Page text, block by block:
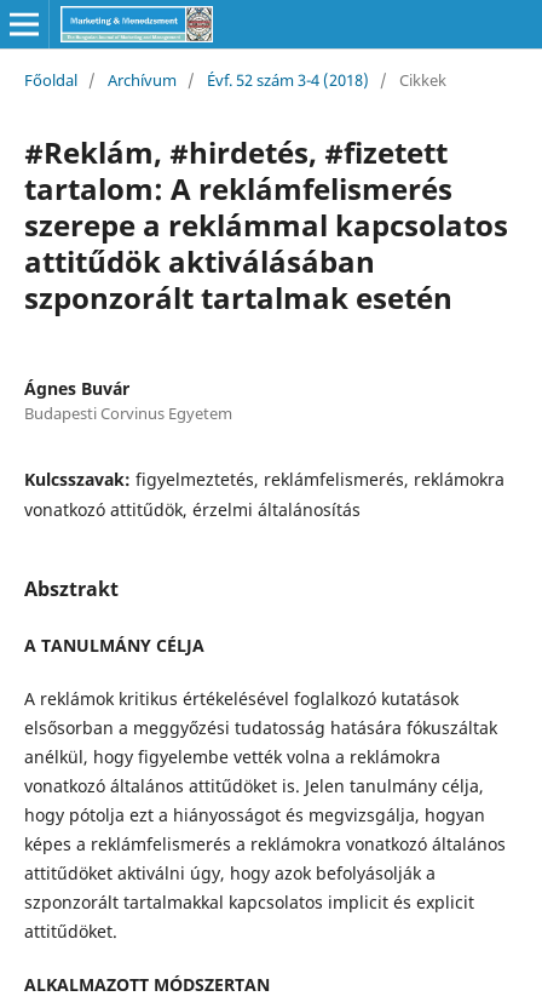
Főoldal / Archívum / Évf. 52 szám 3-4 (2018) / Cikkek
#Reklám, #hirdetés, #fizetett
tartalom: A reklámfelismerés
szerepe a reklámmal kapcsolatos
attitűdök aktiválásában
szponzorált tartalmak esetén
Ágnes Buvár
Budapesti Corvinus Egyetem
Kulcsszavak: figyelmeztetés, reklámfelismerés, reklámokra
vonatkozó attitűdök, érzelmi általánosítás
Absztrakt
A TANULMÁNY CÉLJA
A reklámok kritikus értékelésével foglalkozó kutatások
elsősorban a meggyőzési tudatosság hatására fókuszáltak
anélkül, hogy figyelembe vették volna a reklámokra
vonatkozó általános attitűdöket is. Jelen tanulmány célja,
hogy pótolja ezt a hiányosságot és megvizsgálja, hogyan
képes a reklámfelismerés a reklámokra vonatkozó általános
attitűdöket aktiválni úgy, hogy azok befolyásolják a
szponzorált tartalmakkal kapcsolatos implicit és explicit
attitűdöket.
ALKALMAZOTT MÓDSZERTAN